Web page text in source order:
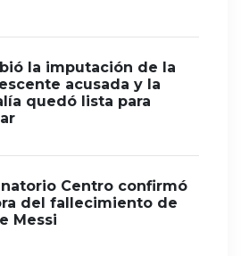
la imputación de la
acusada y la
quedó lista para
Centro confirmó
del fallecimiento de
Messi